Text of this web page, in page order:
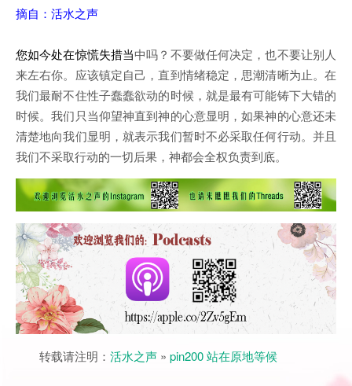
摘自：活水之声
您如今处在惊慌失措当中吗？不要做任何决定，也不要让别人
来左右你。应该镇定自己，直到情绪稳定，思潮清晰为止。在
我们最耐不住性子蠢蠢欲动的时候，就是最有可能铸下大错的
时候。我们只当仰望神直到神的心意显明，如果神的心意还未
清楚地向我们显明，就表示我们暂时不必采取任何行动。并且
我们不采取行动的一切后果，神都会全权负责到底。
转载请注明： 活水之声 » pin200 站在原地等候